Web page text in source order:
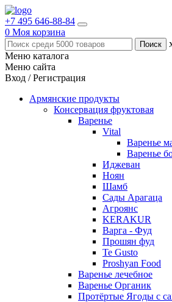
+7 495 646-88-84
0 Моя корзина
Меню каталога
Меню сайта
Вход / Регистрация
Армянские продукты
Консервация фруктовая
Варенье
Vital
Варенье
Варенье
Иджеван
Ноян
Шамб
Сады Арагаца
Агроянс
KERAKUR
Варга - Фуд
Прошян фуд
Te Gusto
Proshyan Food
Варенье лечебное
Варенье Органик
Протёртые Ягоды с